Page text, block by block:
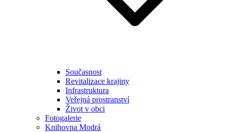
Současnost
Revitalizace krajiny
Infrastruktura
Veřejná prostranství
Život v obci
Fotogalerie
Knihovna Modrá